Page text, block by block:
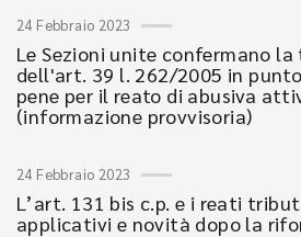
24 Febbraio 2023
Le Sezioni unite confermano
dell'art. 39 l. 262/2005 in
pene per il reato di abusiva
(informazione provvisoria)
24 Febbraio 2023
L’art. 131 bis c.p. e i reati
applicativi e novità dopo la